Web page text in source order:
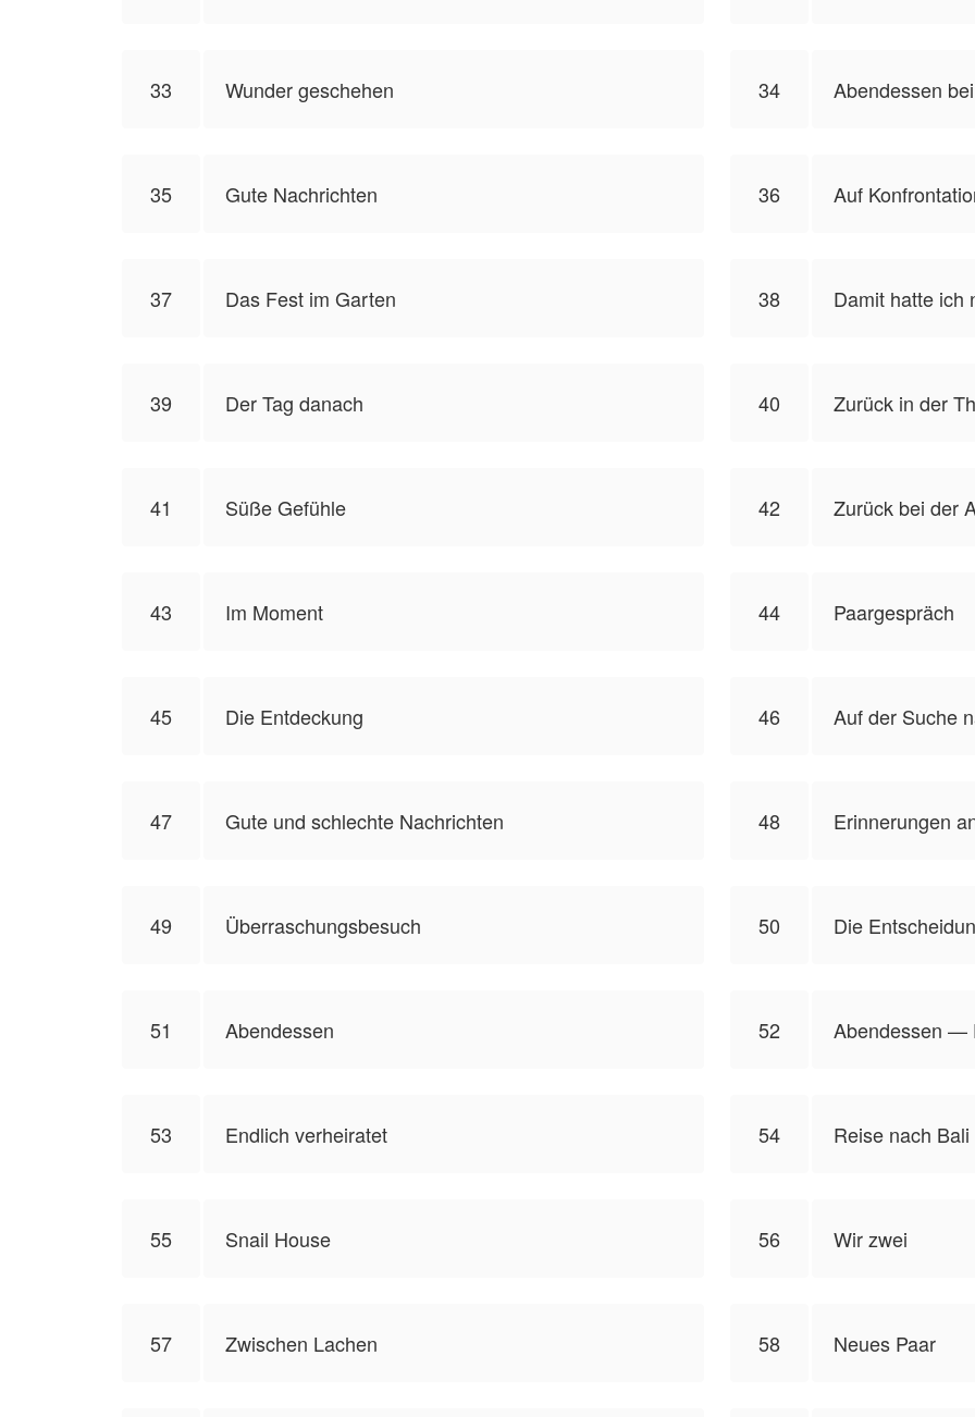
33 Wunder geschehen 34 Abendessen
35 Gute Nachrichten 36 Auf
37 Das Fest im Garten 38 Damit hatte ich
39 Der Tag danach 40 Zurück in der
41 Süße Gefühle 42 Zurück bei der
43 Im Moment 44 Paargespräch
45 Die Entdeckung 46 Auf der Suche
47 Gute und schlechte Nachrichten 48 Erinnerungen
49 Überraschungsbesuch 50 Die
51 Abendessen 52 Abendessen —
53 Endlich verheiratet 54 Reise nach Bali
55 Snail House 56 Wir zwei
57 Zwischen Lachen 58 Neues Paar